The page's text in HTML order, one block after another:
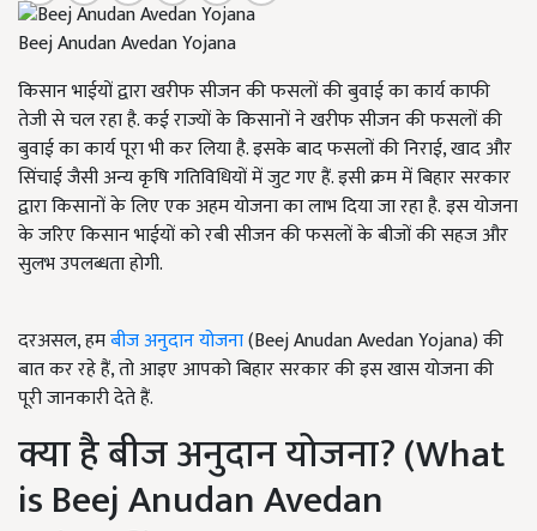
Beej Anudan Avedan Yojana
किसान भाईयों द्वारा खरीफ सीजन की फसलों की बुवाई का कार्य काफी
तेजी से चल रहा है. कई राज्यों के किसानों ने खरीफ सीजन की फसलों की
बुवाई का कार्य पूरा भी कर लिया है. इसके बाद फसलों की निराई, खाद और
सिंचाई जैसी अन्य कृषि गतिविधियों में जुट गए हैं. इसी क्रम में बिहार सरकार
द्वारा किसानों के लिए एक अहम योजना का लाभ दिया जा रहा है. इस योजना
के जरिए किसान भाईयों को रबी सीजन की फसलों के बीजों की सहज और
सुलभ उपलब्धता होगी.
दरअसल, हमबीज अनुदान योजना(Beej Anudan Avedan Yojana) की
बात कर रहे हैं, तो आइए आपको बिहार सरकार की इस खास योजना की
पूरी जानकारी देते हैं.
क्या है बीज अनुदान योजना? (What
is Beej Anudan Avedan